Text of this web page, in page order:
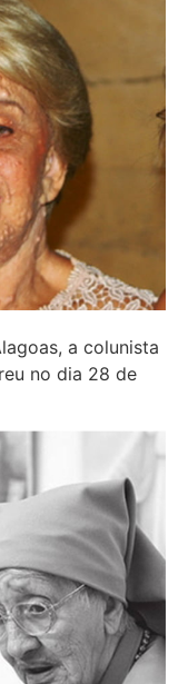
a colunista
no dia 28 de